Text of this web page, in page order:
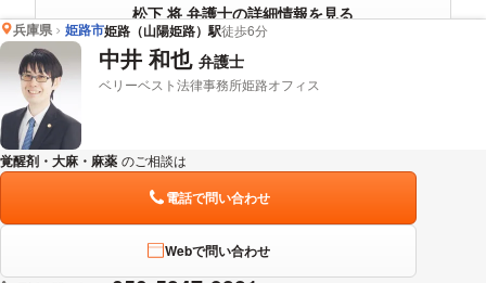
松下 将 弁護士の詳細情報を見る
兵庫県 姫路市姫路（山陽姫路）駅徒歩6分
中井 和也 弁護士
ベリーベスト法律事務所姫路オフィス
覚醒剤・大麻・麻薬 のご相談は
電話で問い合わせ
Webで問い合わせ